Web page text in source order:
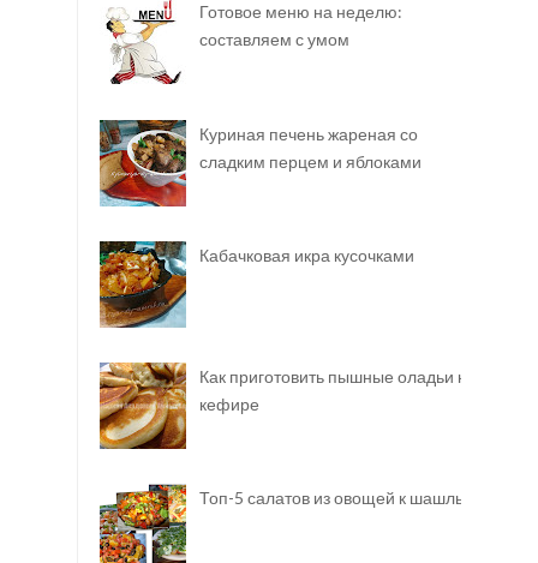
Готовое меню на неделю:
составляем с умом
Куриная печень жареная со
сладким перцем и яблоками
Кабачковая икра кусочками
Как приготовить пышные оладьи на
кефире
Топ-5 салатов из овощей к шашлыку